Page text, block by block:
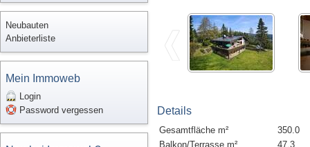
Neubauten
Anbieterliste
Mein Immoweb
Login
Password vergessen
Details
Gesamtfläche m²
350.0
Balkon/Terrasse m²
47.3